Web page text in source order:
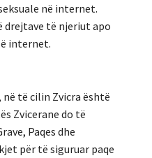
në internet.
drejtave të njeriut apo
internet.
të cilin Zvicra është
Zvicerane do të
Paqes dhe
për të siguruar paqe